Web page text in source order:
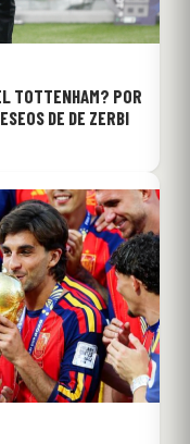
TOTTENHAM? POR
DE DE ZERBI